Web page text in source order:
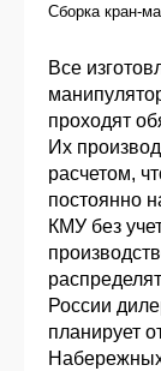
Сборка кран-
Все
проходят
Их
расчетом,
постоянно
КМУ без
России
планирует